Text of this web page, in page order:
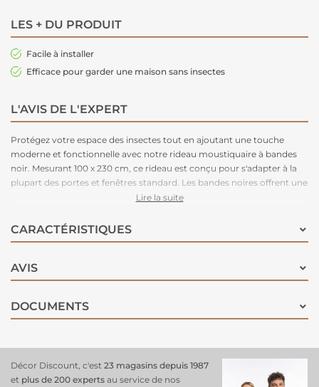
LES + DU PRODUIT
Facile à installer
Efficace pour garder une maison sans insectes
L'AVIS DE L'EXPERT
Protégez votre espace des insectes tout en ajoutant une touche
moderne et fonctionnelle avec notre rideau moustiquaire à bandes
noir. Mesurant 100 x 230 cm, ce rideau est conçu pour s'adapter à la
plupart des portes et fenêtres standard. Les bandes noires offrent une
protection efficace contre les moustiques et autres insectes
Fabriqué avec des matériaux de haute qualité, ce rideau durable est
facile à installer. Parfait pour les maisons, les appartements ou les
Découvrez également notre sélection de
moustiquaires et rideaux
de portepour protéger efficacement vos portes et fenêtres des
Lire la suite
CARACTÉRISTIQUES
AVIS
DOCUMENTS
Décor Discount, c'est 23 magasins depuis 1987
et plus de 200 experts au service de nos